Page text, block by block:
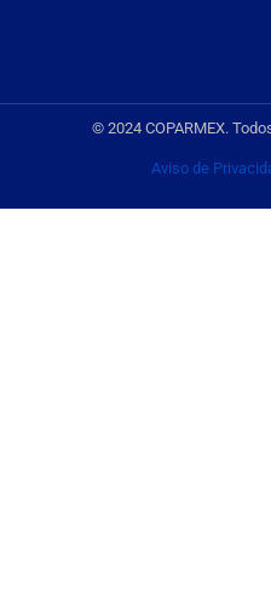
© 2024 COPARMEX.
Aviso de